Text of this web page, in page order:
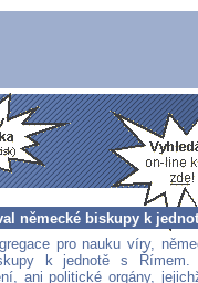
německé biskupy k
pro nauku víry,
k jednotě s Římem.
ani politické orgány,